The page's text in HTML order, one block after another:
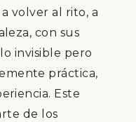
volver al rito, a
con sus
invisible pero
práctica,
Este
de los